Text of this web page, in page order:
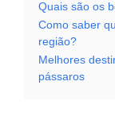
Quais são os
Como saber
região?
Melhores
pássaros